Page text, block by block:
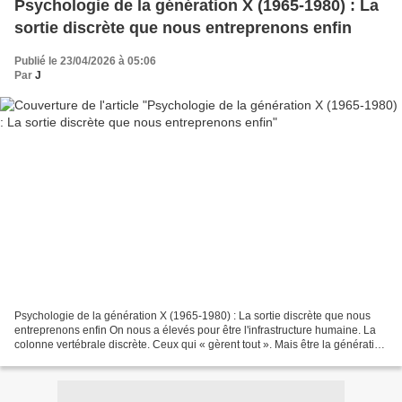
Psychologie de la génération X (1965-1980) : La
sortie discrète que nous entreprenons enfin
Publié le 23/04/2026 à 05:06
Par J
Psychologie de la génération X (1965-1980) : La sortie discrète que nous
entreprenons enfin On nous a élevés pour être l'infrastructure humaine. La
colonne vertébrale discrète. Ceux qui « gèrent tout ». Mais être la génération